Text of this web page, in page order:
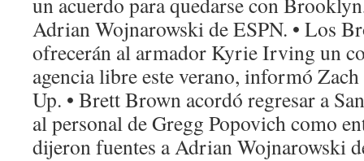
Adrian Wojnarowski de ESPN. • Los
ofrecerán al armador Kyrie Irving un
agencia libre este verano, informó
Up. • Brett Brown acordó regresar a
al personal de Gregg Popovich como
dijeron fuentes a Adrian Wojnarowski